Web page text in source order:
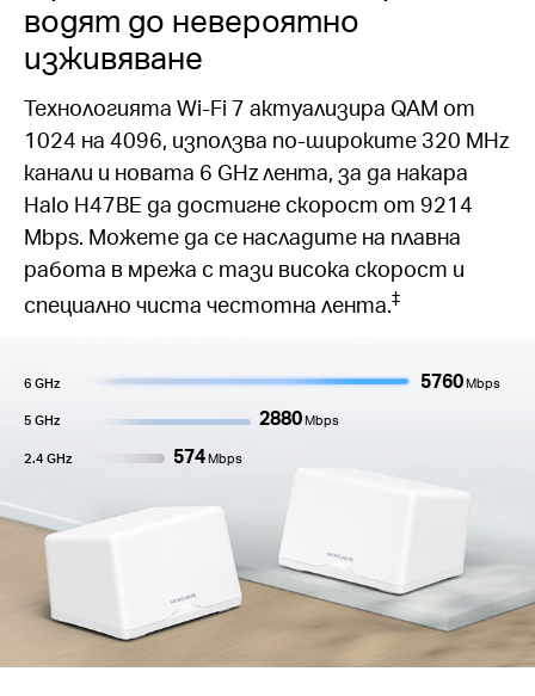
водят до невероятно
изживяване
Технологията Wi-Fi 7 актуализира QAM от
1024 на 4096, използва по-широките 320 MHz
канали и новата 6 GHz лента, за да накара
Halo H47BE да достигне скорост от 9214
Mbps. Можете да се насладите на плавна
работа в мрежа с тази висока скорост и
специално чиста честотна лента. ‡
6 GHz 5760Mbps
5 GHz 2880Mbps
2.4 GHz 574Mbps